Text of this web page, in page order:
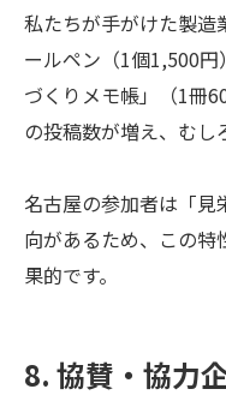
私たちが手がけた製造
ールペン（1個1,500
づくりメモ帳」（1冊
の投稿数が増え、むし
名古屋の参加者は「見
向があるため、この特
果的です。
8. 協賛・協力